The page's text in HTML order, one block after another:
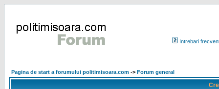
Intrebari
Pagina de start a forumului politimisoara.com -> Forum general